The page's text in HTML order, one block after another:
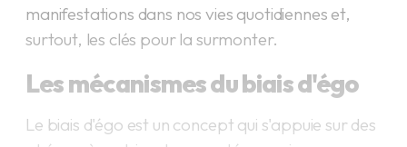
manifestations dans nos vies quotidiennes et,
surtout, les clés pour la surmonter.
Les mécanismes du biais d'égo
Le biais d'égo est un concept qui s'appuie sur des